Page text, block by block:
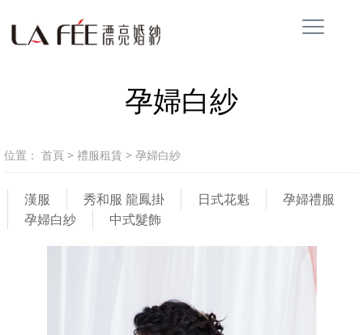
孕婦白紗
位置： 首頁 > 禮服租賃 > 孕婦白紗
漢服 秀和服 龍鳳掛 日式花魁
孕婦禮服
孕婦白紗
中式髮飾